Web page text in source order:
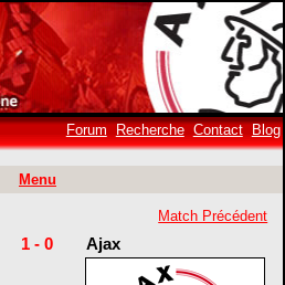
Forum Recherche Contact Blog
Menu
Match Précédent
1 - 0 Ajax